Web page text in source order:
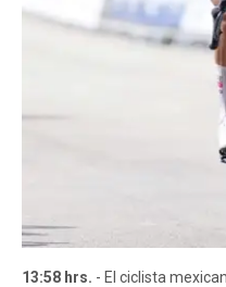
13:58 hrs. - El ciclista